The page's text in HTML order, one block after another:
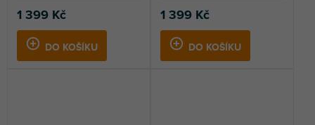
1 399 Kč
DO KOŠÍKU
1 399 Kč
DO KOŠÍKU